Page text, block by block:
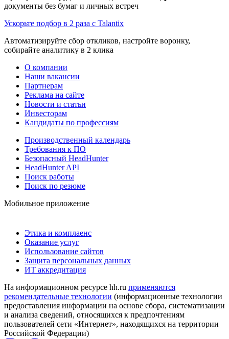
документы без бумаг и личных встреч
Ускорьте подбор в 2 раза с Talantix
Автоматизируйте сбор откликов, настройте воронку,
собирайте аналитику в 2 клика
О компании
Наши вакансии
Партнерам
Реклама на сайте
Новости и статьи
Инвесторам
Кандидаты по профессиям
Производственный календарь
Требования к ПО
Безопасный HeadHunter
HeadHunter API
Поиск работы
Поиск по резюме
Мобильное приложение
Этика и комплаенс
Оказание услуг
Использование сайтов
Защита персональных данных
ИТ аккредитация
На информационном ресурсе hh.ru применяются
рекомендательные технологии (информационные технологии
предоставления информации на основе сбора, систематизации
и анализа сведений, относящихся к предпочтениям
пользователей сети «Интернет», находящихся на территории
Российской Федерации)